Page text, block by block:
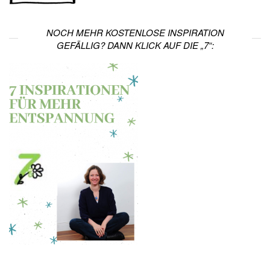
NOCH MEHR KOSTENLOSE INSPIRATION
GEFÄLLIG? DANN KLICK AUF DIE „7“: